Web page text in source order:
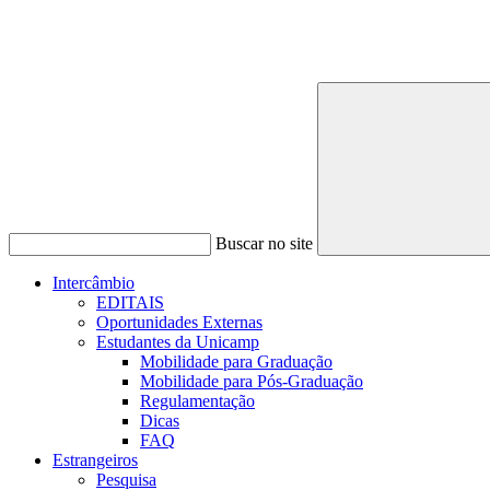
Buscar no site
Intercâmbio
EDITAIS
Oportunidades Externas
Estudantes da Unicamp
Mobilidade para Graduação
Mobilidade para Pós-Graduação
Regulamentação
Dicas
FAQ
Estrangeiros
Pesquisa